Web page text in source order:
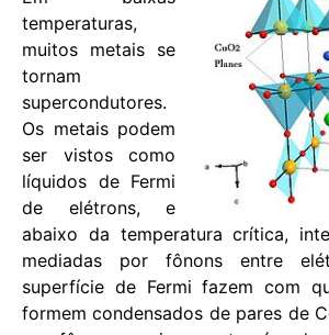
temperaturas,
muitos metais se
tornam
supercondutores.
Os metais podem
ser vistos como
líquidos de Fermi
de elétrons, e
abaixo da temperatura crítica,
mediadas por fônons entre
superfície de Fermi fazem com
formem condensados ​​de pares de